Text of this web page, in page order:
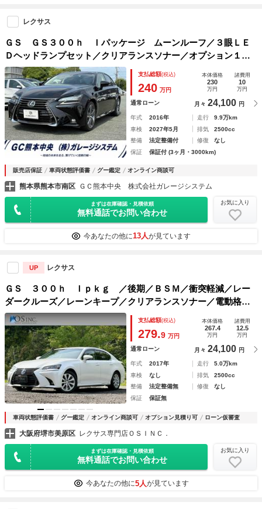
レクサス
ＧＳ ＧＳ３００ｈ Ｉパッケージ ムーンルーフ／３眼ＬＥ
Ｄヘッドランプセット／クリアランスソナー／オプション１８
インチアルミホイール／カラーヘッドアップディスプレイ／カ
ーテンエアバッグ／パワートランクリッド／黒革シート／県内
オーナー車
支払総額(税込)
240 万円
本体価格
230
万円
諸費用
10
万円
通常ローン 月々 24,100 円
年式 2016年 走行
9.9万km
車検
2027年5月 排気
2500cc
整備
法定整備付 修復
なし
保証
保証付 (3ヶ月・3000km)
販売店保証 車両状態評価書 グー鑑定 オンライン商談可
熊本県熊本市南区 ＧＣ熊本中央 株式会社ガレージシステム
まずは在庫確認・見積依頼
無料通話でお問い合わせ
お気に入り
今あなたの他に13人が見ています
UP レクサス
ＧＳ ３００ｈ Ｉｐｋｇ ／後期／ＢＳＭ／衝突軽減／レー
ダークルーズ／レーンキープ／クリアランスソナー／電動格納
ミラー／パワーシート／シートヒーター・エアコン／ステアリ
ングヒーター／パワーバックドア／ＥＴＣ２．０／バックカメ
ラ
支払総額(税込)
279.9 万円
本体価格
267.4
万円
諸費用
12.5
万円
通常ローン 月々 24,100 円
年式 2017年 走行
5.0万km
車検
なし 排気
2500cc
整備
法定整備無 修復
なし
保証
保証無
車両状態評価書 グー鑑定 オンライン商談可 オプション見積り可 ローン仮審査
大阪府堺市美原区 レクサス専門店ＯＳＩＮＣ．
まずは在庫確認・見積依頼
無料通話でお問い合わせ
お気に入り
今あなたの他に5人が見ています